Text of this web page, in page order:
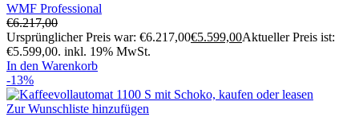
WMF Professional
€6.217,00
Ursprünglicher Preis war: €6.217,00€5.599,00Aktueller Preis ist:
€5.599,00. inkl. 19% MwSt.
In den Warenkorb
-13%
Zur Wunschliste hinzufügen